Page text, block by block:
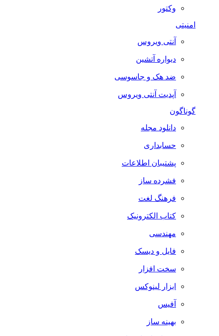
وکتور
آنتی ویروس
دیواره آتشین
ضد هک و جاسوسی
آپدیت آنتی ویروس
گوناگون
دانلود مجله
حسابداری
پشتیبان اطلاعات
فشرده ساز
فرهنگ لغت
کتاب الکترونیک
مهندسی
فایل و دیسک
سخت افزار
ابزار لینوکس
آفیس
بهینه ساز